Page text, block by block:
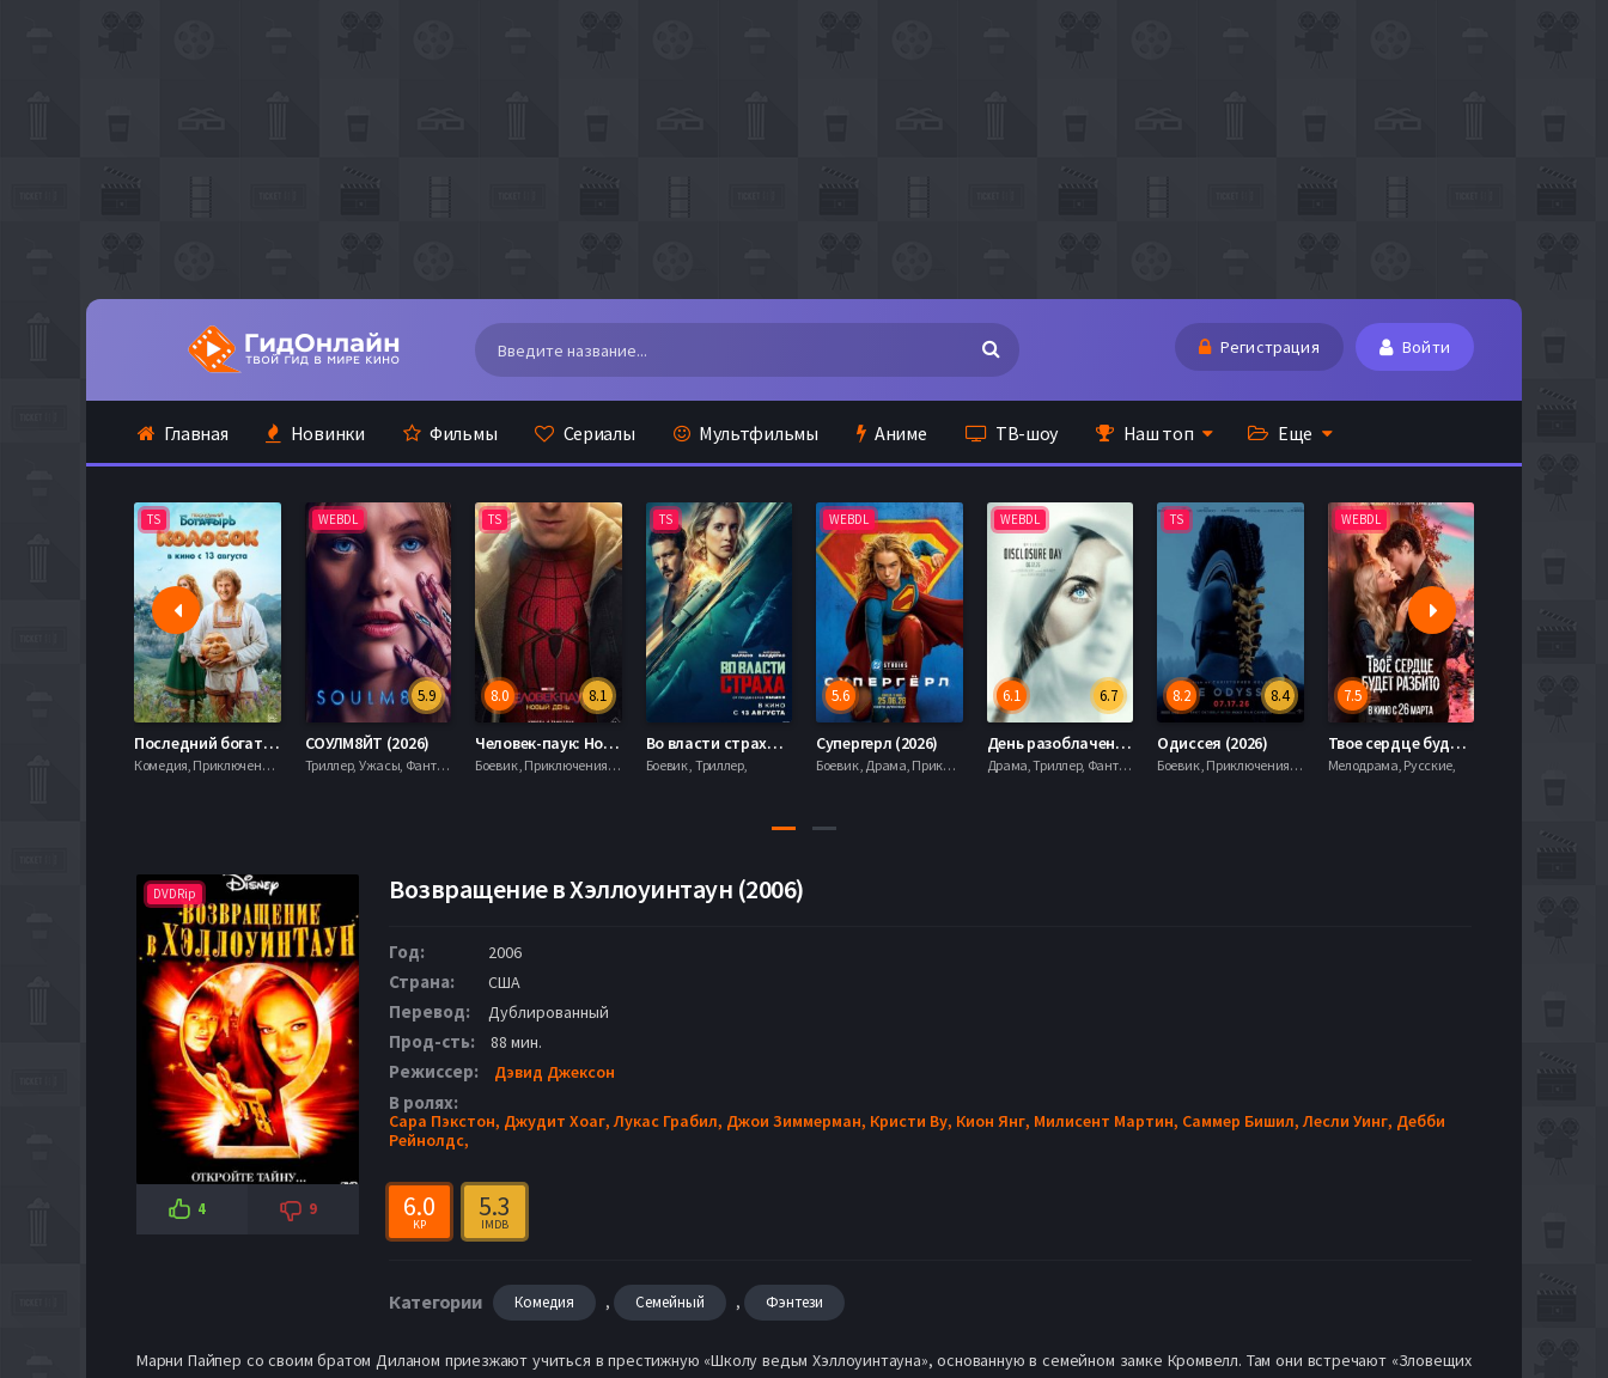
Регистрация Войти
Главная Новинки Фильмы Сериалы Мультфильмы Аниме ТВ-шоу Наш топ Еще
TS
Последний богатырь. Колобок (2026)
Комедия, Приключения, Фэнтези,
WEBDL
5.9
СОУЛМ8ЙТ (2026)
Триллер, Ужасы, Фантастика,
TS
8.1
8.0
Человек-паук: Новый день (2026)
Боевик , Приключения, Фантастика, Фэнтези,
TS
Во власти страха (2026)
Боевик , Триллер,
WEBDL
5.6
Супергерл (2026)
Боевик , Драма, Приключения, Фантастика,
WEBDL
6.7
6.1
День разоблачения (2026)
Драма, Триллер, Фантастика,
TS
8.4
8.2
Одиссея (2026)
Боевик , Приключения, Фэнтези,
WEBDL
7.5
Твое сердце будет разбито (2026)
Мелодрама, Русские,
DVDRip
4 9
Возвращение в Хэллоуинтаун (2006)
Год: 2006
Страна: США
Перевод: Дублированный
Прод-сть: 88 мин.
Режиссер: Дэвид Джексон
В ролях:
Сара Пэкстон, Джудит Хоаг,Лукас Грабил, Джои Зиммерман, Кристи Ву, Кион Янг, Милисент Мартин, Саммер Бишил,Лесли Уинг, Дебби
Рейнолдс,
6.0
KP
5.3
IMDB
Категории Комедия , Семейный , Фэнтези
Марни Пайпер со своим братом Диланом приезжают учиться в престижную «Школу ведьм Хэллоуинтауна», основанную в семейном замке Кромвелл. Там они встречают «Зловещих